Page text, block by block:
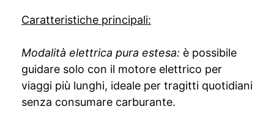
Caratteristiche principali:
Modalità elettrica pura estesa: è possibile
guidare solo con il motore elettrico per
viaggi più lunghi, ideale per tragitti quotidiani
senza consumare carburante.